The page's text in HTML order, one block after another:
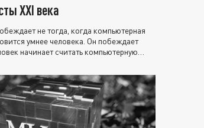
XXI века
не тогда, когда компьютерная
умнее человека. Он побеждает
начинает считать компьютерную